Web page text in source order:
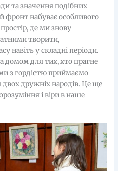
та значення подібних
фронт набуває особливого
де ми знову
творити,
навіть у складні періоди.
домом для тих, хто прагне
з гордістю приймаємо
двох дружніх народів. Це ще
і віри в наше